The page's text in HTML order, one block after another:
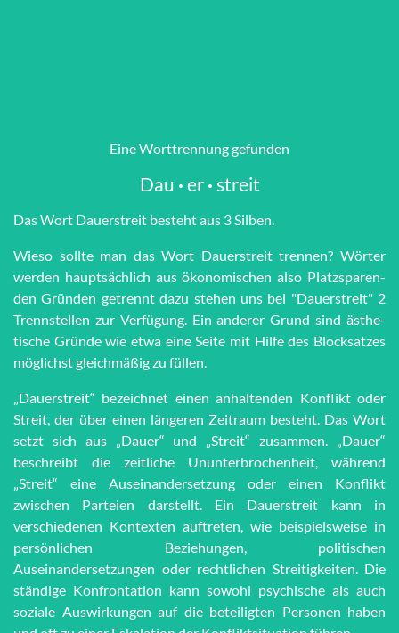
Eine Worttrennung gefunden
Dau · er · streit
Das Wort Dau­er­streit besteht aus 3 Silben.
Wieso sollte man das Wort Dau­er­streit trennen? Wörter
werden haupt­sächlich aus öko­no­mi­schen also Platz­spar­en­
den Grün­den getrennt dazu stehen uns bei "Dau­er­streit" 2
Trenn­stel­len zur Ver­fü­gung. Ein anderer Grund sind äs­the­
tische Grün­de wie et­wa eine Seite mit Hilfe des Block­satzes
möglichst gleich­mä­ßig zu füllen.
„Dauerstreit“ bezeichnet einen anhaltenden Konflikt oder
Streit, der über einen längeren Zeitraum besteht. Das Wort
setzt sich aus „Dauer“ und „Streit“ zusammen. „Dauer“
beschreibt die zeitliche Ununterbrochenheit, während
„Streit“ eine Auseinandersetzung oder einen Konflikt
zwischen Parteien darstellt. Ein Dauerstreit kann in
verschiedenen Kontexten auftreten, wie beispielsweise in
persönlichen Beziehungen, politischen
Auseinandersetzungen oder rechtlichen Streitigkeiten. Die
ständige Konfrontation kann sowohl psychische als auch
soziale Auswirkungen auf die beteiligten Personen haben